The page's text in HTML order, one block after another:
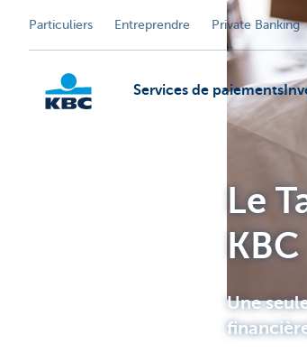
Particuliers Entreprendre Private Banking
Services de paiements
Le
KBC
Une